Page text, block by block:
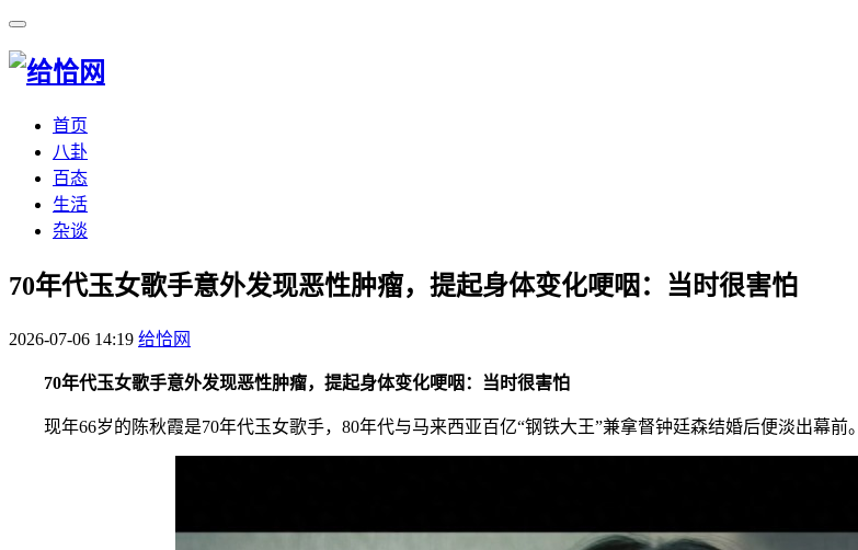
首页
八卦
百态
生活
杂谈
​70年代玉女歌手意外发现恶性肿瘤，提起身体变化哽咽：当时很害怕
2026-07-06 14:19 给恰网
70年代玉女歌手意外发现恶性肿瘤，提起身体变化哽咽：当时很害怕
现年66岁的陈秋霞是70年代玉女歌手，80年代与马来西亚百亿“钢铁大王”兼拿督钟廷森结婚后便淡出幕前。